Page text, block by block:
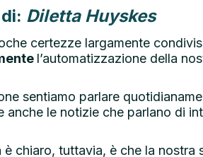
Diletta Huyskes
certezze largamente
l’automatizzazione della
sentiamo parlare
anche le notizie che parlano di
è chiaro, tuttavia, è che la